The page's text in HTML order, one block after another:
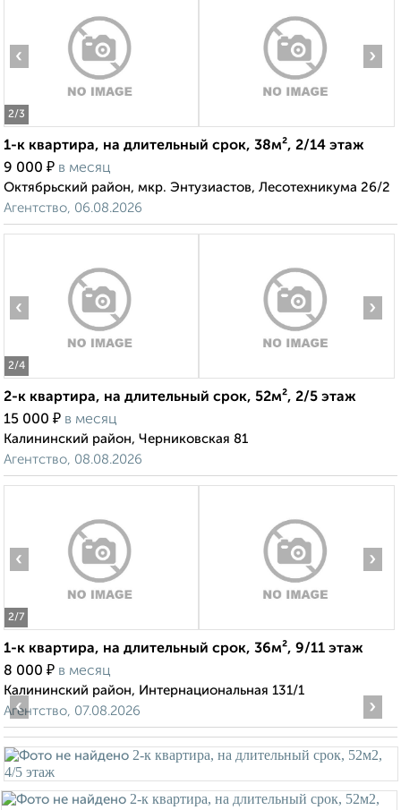
2/3
‹ ›
1-к квартира, на длительный срок, 38м², 2/14 этаж
9 000 ₽ в месяц
Октябрьский район, мкр. Энтузиастов, Лесотехникума 26/2
Агентство, 06.08.2026
2/4
‹ ›
2-к квартира, на длительный срок, 52м², 2/5 этаж
15 000 ₽ в месяц
Калининский район, Черниковская 81
Агентство, 08.08.2026
2/7
‹ ›
1-к квартира, на длительный срок, 36м², 9/11 этаж
8 000 ₽ в месяц
Калининский район, Интернациональная 131/1
Агентство, 07.08.2026
‹ ›